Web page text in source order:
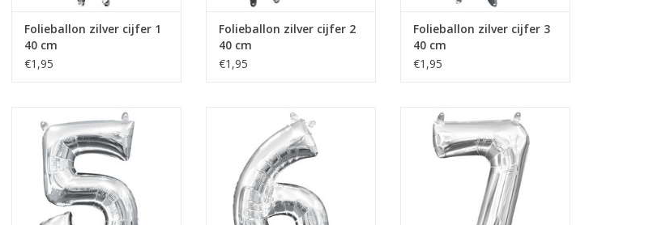
Folieballon zilver cijfer 1
40 cm
€1,95
Folieballon zilver cijfer 2
40 cm
€1,95
Folieballon zilver cijfer 3
40 cm
€1,95
Folieballon zilver cijfer 5 40 cm
TOEVOEGEN AAN WINKELWAGEN
Folieballon zilver cijfer 6 40 cm
TOEVOEGEN AAN WINKELWAGEN
Folieballon zilver cijfer 7 40 cm
TOEVOEGEN AAN WINKELWAGEN